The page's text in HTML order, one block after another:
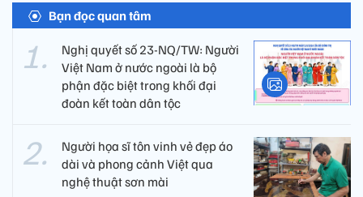
Bạn đọc quan tâm
Nghị quyết số 23-NQ/TW: Người
Việt Nam ở nước ngoài là bộ
phận đặc biệt trong khối đại
đoàn kết toàn dân tộc
Người họa sĩ tôn vinh vẻ đẹp áo
dài và phong cảnh Việt qua
nghệ thuật sơn mài